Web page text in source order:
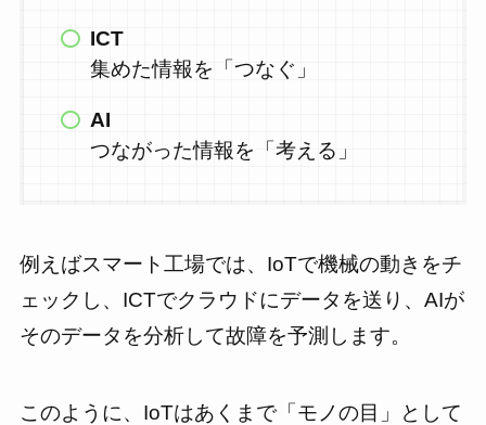
ICT
集めた情報を「つなぐ」
AI
つながった情報を「考える」
例えばスマート工場では、IoTで機械の動きをチ
ェックし、ICTでクラウドにデータを送り、AIが
そのデータを分析して故障を予測します。
このように、IoTはあくまで「モノの目」として